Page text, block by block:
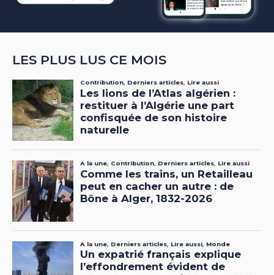
LES PLUS LUS CE MOIS